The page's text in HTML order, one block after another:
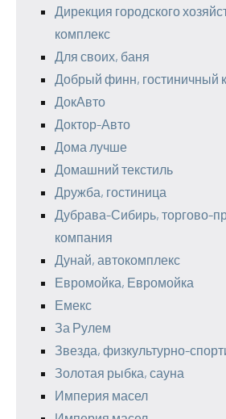
Дирекция городского
комплекс
Для своих, баня
Добрый финн, гостиничный
ДокАвто
Доктор-Авто
Дома лучше
Домашний текстиль
Дружба, гостиница
Дубрава-Сибирь, торгово-
компания
Дунай, автокомплекс
Евромойка, Евромойка
Емекс
За Рулем
Звезда, физкультурно-
Золотая рыбка, сауна
Империя масел